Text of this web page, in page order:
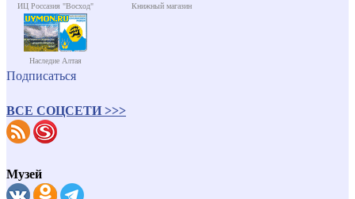
ИЦ Россазия "Восход" Книжный магазин
Наследие Алтая
Подписаться
ВСЕ СОЦСЕТИ >>>
Музей